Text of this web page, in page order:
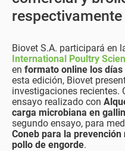
respectivamente
Biovet S.A. participará en
International Poultry
en formato online los días
esta edición, Biovet
investigaciones recientes.
ensayo realizado con
carga microbiana en
segundo ensayo, para
Coneb para la
pollo de engorde.